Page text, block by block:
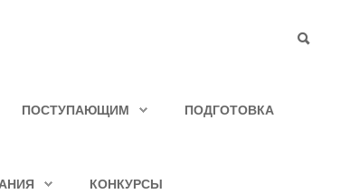
ПОСТУПАЮЩИМ ПОДГОТОВКА
КОНКУРСЫ